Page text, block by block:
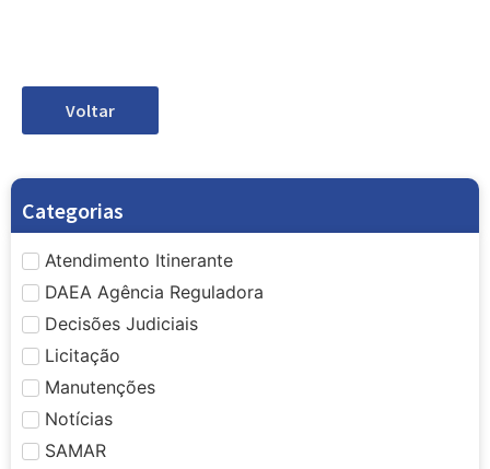
Voltar
Categorias
Atendimento Itinerante
DAEA Agência Reguladora
Decisões Judiciais
Licitação
Manutenções
Notícias
SAMAR